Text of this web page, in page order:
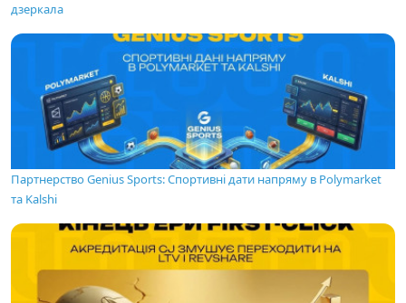
дзеркала
Партнерство Genius Sports: Спортивні дати напряму в Polymarket
та Kalshi